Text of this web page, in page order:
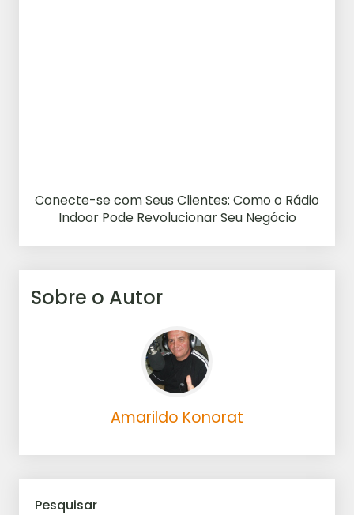
Conecte-se com Seus Clientes: Como o Rádio
Indoor Pode Revolucionar Seu Negócio
Sobre o Autor
Amarildo Konorat
Pesquisar